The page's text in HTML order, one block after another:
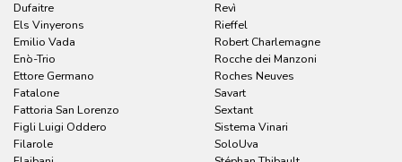
Dufaitre
Els Vinyerons
Emilio Vada
Enò-Trio
Ettore Germano
Fatalone
Fattoria San Lorenzo
Figli Luigi Oddero
Filarole
Revì
Rieffel
Robert Charlemagne
Rocche dei Manzoni
Roches Neuves
Savart
Sextant
Sistema Vinari
SoloUva